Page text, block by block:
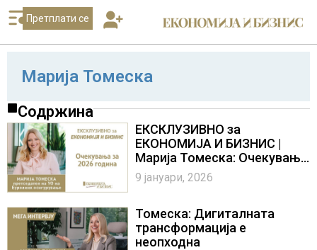
Претплати се
Марија Томеска
Содржина
ЕКСКЛУЗИВНО за
ЕКОНОМИЈА И БИЗНИС |
Марија Томеска: Очекувања
за 2026 година
9 јануари, 2026
Томеска: Дигиталната
трансформација е
неопходна